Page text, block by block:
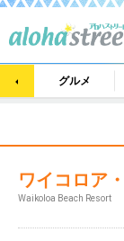
グルメ
ワイコロア
Waikoloa Beach Resort